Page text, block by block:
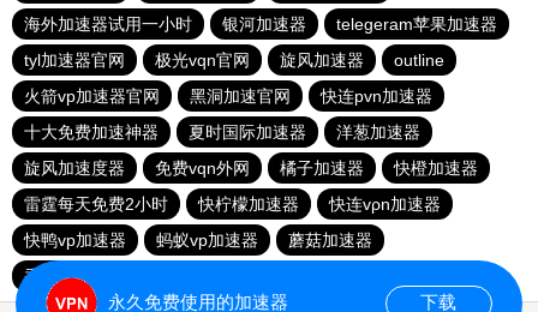
海外加速器试用一小时
银河加速器
telegeram苹果加速器
tyl加速器官网
极光vqn官网 旋风加速器
outline
火箭vp加速器官网
黑洞加速官网
快连pvn加速器
十大免费加速神器
夏时国际加速器
洋葱加速器
旋风加速度器
免费vqn外网 橘子加速器
快橙加速器
雷霆每天免费2小时
快柠檬加速器
快连vρn加速器
快鸭vp加速器
蚂蚁vp加速器
蘑菇加速器
香蕉加速器官网正版
永久免费使用的加速器 下载